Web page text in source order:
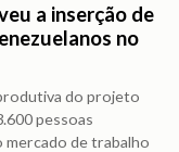
a inserção de
no
do projeto
pessoas
mercado de trabalho